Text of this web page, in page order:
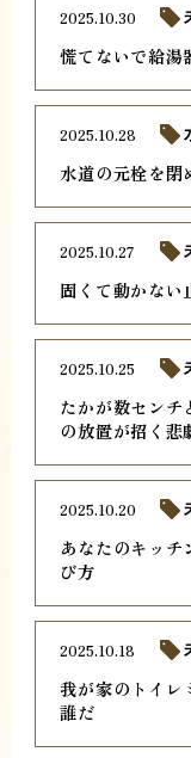
慌てないで給湯
2025.10.30
水道の元栓を閉
2025.10.28
固くて動かない
2025.10.27
たかが数センチ
の放置が招く悲
2025.10.25
あなたのキッチ
び方
2025.10.20
我が家のトイレ
誰だ
2025.10.18